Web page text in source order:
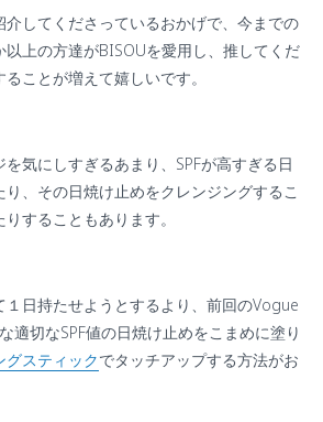
してくださっているおかげで、今までの
上の方達がBISOUを愛用し、推してくだ
ことが増えて嬉しいです。
気にしすぎるあまり、SPFが高すぎる日
、その日焼け止めをクレンジングするこ
することもあります。
日持たせようとするより、前回のVogue
適切なSPF値の日焼け止めをこまめに塗り
グスティックでタッチアップする方法がお